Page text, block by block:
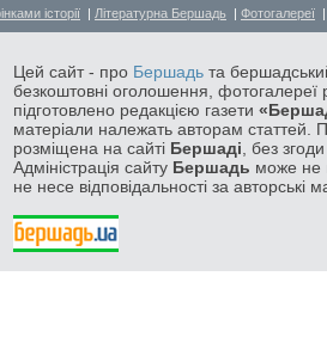
історії | Літературна Бершадь | Фотогалереї
Цей сайт - про Бершадь та
безкоштовні оголошення, фотогалереї
підготовлено редакцією газети
матеріали належать авторам статтей.
розміщена на сайті Бершаді , без
Адміністрація сайту Бершадь може не
не несе відповідальності за авторські